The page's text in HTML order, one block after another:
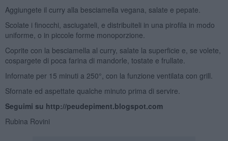
Aggiungete il curry alla besciamella vegana, salate e pepate.
Scolate i finocchi, asciugateli, e distribuiteli in una pirofila in modo
uniforme, o in piccole forme monoporzione.
Coprite con la besciamella al curry, salate la superficie e, se volete,
cospargete di poca farina di mandorle, tostate e frullate.
Infornate per 15 minuti a 250°, con la funzione ventilata con grill.
Sfornate ed aspettate qualche minuto prima di servire.
Seguimi su http://peudepiment.blogspot.com
Rubina Rovini